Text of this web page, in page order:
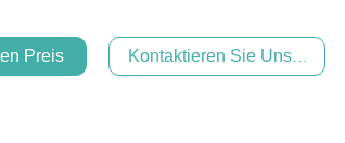
Preis Kontaktieren Sie Uns Jetzt